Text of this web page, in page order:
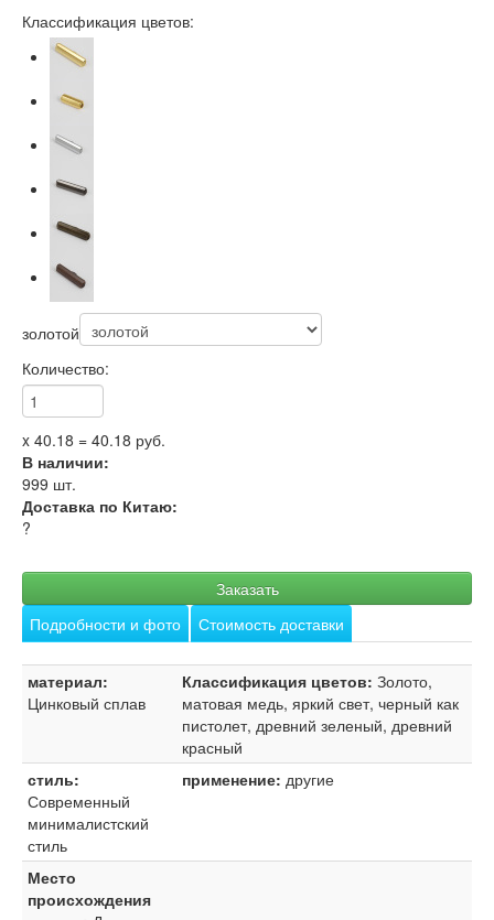
Классификация цветов:
золотой
Количество:
x 40.18 = 40.18 руб.
В наличии:
999 шт.
Доставка по Китаю:
?
Заказать
Подробности и фото
Стоимость доставки
материал:
Цинковый сплав
Классификация цветов: Золото,
матовая медь, яркий свет, черный как
пистолет, древний зеленый, древний
красный
стиль:
Современный
минималистский
стиль
применение: другие
Место
происхождения